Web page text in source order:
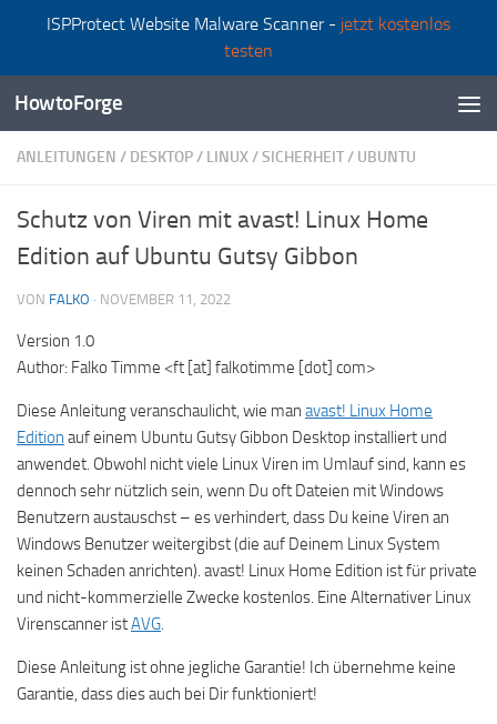
ISPProtect Website Malware Scanner - jetzt kostenlos
testen
Zum Inhalt springen
HowtoForge
ANLEITUNGEN / DESKTOP/ LINUX/SICHERHEIT/ UBUNTU
Schutz von Viren mit avast! Linux Home
Edition auf Ubuntu Gutsy Gibbon
VON FALKO · NOVEMBER 11, 2022
Version 1.0
Author: Falko Timme <ft [at] falkotimme [dot] com>
Diese Anleitung veranschaulicht, wie man avast! Linux Home
Edition auf einem Ubuntu Gutsy Gibbon Desktop installiert und
anwendet. Obwohl nicht viele Linux Viren im Umlauf sind, kann es
dennoch sehr nützlich sein, wenn Du oft Dateien mit Windows
Benutzern austauschst – es verhindert, dass Du keine Viren an
Windows Benutzer weitergibst (die auf Deinem Linux System
keinen Schaden anrichten). avast! Linux Home Edition ist für private
und nicht-kommerzielle Zwecke kostenlos. Eine Alternativer Linux
Virenscanner istAVG.
Diese Anleitung ist ohne jegliche Garantie! Ich übernehme keine
Garantie, dass dies auch bei Dir funktioniert!